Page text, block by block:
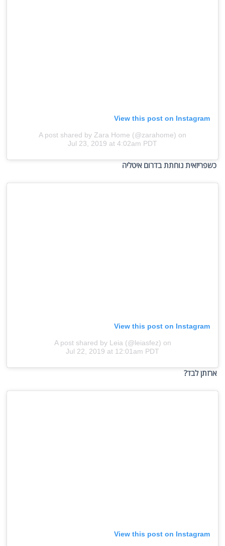
View this post on Instagram
A post shared by Zara Home (@zarahome) on
Jul 23, 2019 at 4:02am PDT
כשפריזאית נוחתת בדרום איטליה
View this post on Instagram
A post shared by Leia (@leiasfez) on
Jul 22, 2019 at 12:01am PDT
ארזתן לבד?
View this post on Instagram